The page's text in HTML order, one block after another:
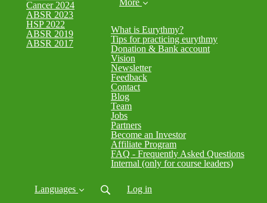
Cancer 2024
ABSR 2023
HSP 2022
ABSR 2019
ABSR 2017
More
What is Eurythmy?
Tips for practicing eurythmy
Donation & Bank account
Vision
Newsletter
Feedback
Contact
Blog
Team
Jobs
Partners
Become an Investor
Affiliate Program
FAQ - Frequently Asked Questions
Internal (only for course leaders)
Languages Log in